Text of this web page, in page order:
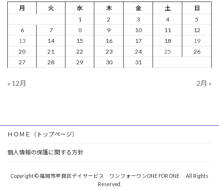
月 火 水 木 金 土
日
1
2 3 4
5
6
7 8 9 10 11
12
13
14 15 16 17 18
19
20
21 22 23 24 25
26
27
28 29 30 31
« 12月 2月 »
ＨＯＭＥ（トップページ）
個人情報の保護に関する方針
Copyright © 福岡市早良区デイサービス ワンフォーワンONE FOR ONE All Rights
Reserved.